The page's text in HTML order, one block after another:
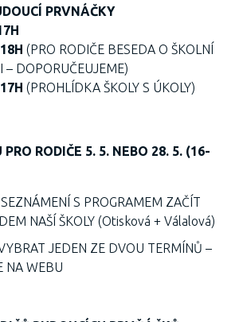
PRVNÁČKY
(PRO RODIČE BESEDA O ŠKOLNÍ
– DOPORUČEUJEME)
(PROHLÍDKA ŠKOLY S ÚKOLY)
PRO RODIČE 5. 5. NEBO 28. 5. (16-
S PROGRAMEM ZAČÍT
NAŠÍ ŠKOLY (Otisková + Válalová)
JEDEN ZE DVOU TERMÍNŮ –
NA WEBU